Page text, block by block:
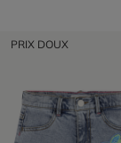
PRIX DOUX